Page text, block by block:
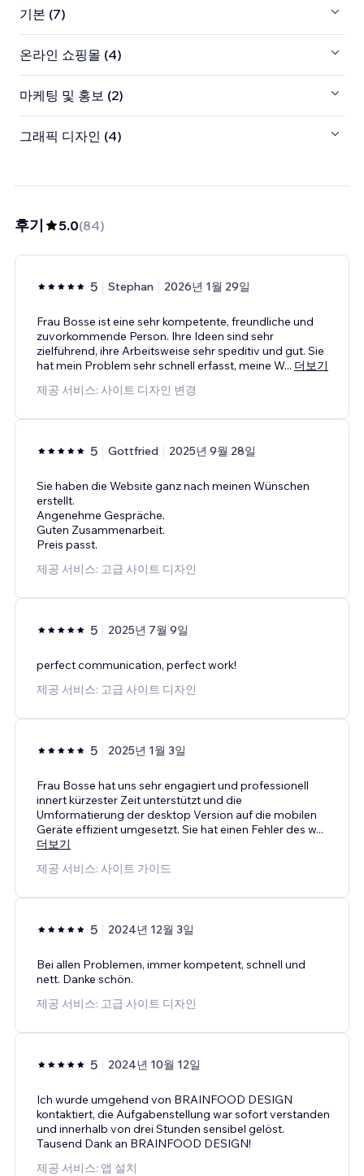
기본 (7)
온라인 쇼핑몰 (4)
마케팅 및 홍보 (2)
그래픽 디자인 (4)
후기 5.0(84)
5 Stephan 2026년 1월 29일
Frau Bosse ist eine sehr kompetente, freundliche und
zuvorkommende Person. Ihre Ideen sind sehr
zielführend, ihre Arbeitsweise sehr speditiv und gut. Sie
hat mein Problem sehr schnell erfasst, meine W... 더보기
제공 서비스: 사이트 디자인 변경
5 Gottfried 2025년 9월 28일
Sie haben die Website ganz nach meinen Wünschen
erstellt.
Angenehme Gespräche.
Guten Zusammenarbeit.
Preis passt.
제공 서비스: 고급 사이트 디자인
5 2025년 7월 9일
perfect communication, perfect work!
제공 서비스: 고급 사이트 디자인
5 2025년 1월 3일
Frau Bosse hat uns sehr engagiert und professionell
innert kürzester Zeit unterstützt und die
Umformatierung der desktop Version auf die mobilen
Geräte effizient umgesetzt. Sie hat einen Fehler des w...
더보기
제공 서비스: 사이트 가이드
5 2024년 12월 3일
Bei allen Problemen, immer kompetent, schnell und
nett. Danke schön.
제공 서비스: 고급 사이트 디자인
5 2024년 10월 12일
Ich wurde umgehend von BRAINFOOD DESIGN
kontaktiert, die Aufgabenstellung war sofort verstanden
und innerhalb von drei Stunden sensibel gelöst.
Tausend Dank an BRAINFOOD DESIGN!
제공 서비스: 앱 설치